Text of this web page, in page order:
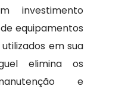
investimento
equipamentos
em sua
elimina os
e